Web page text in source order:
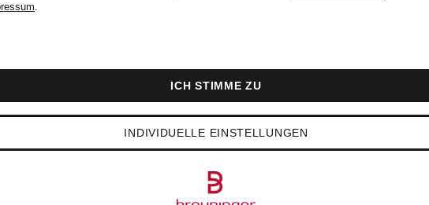
.
INDIVIDUELLE EINSTELLUNGEN
ICH STIMME ZU